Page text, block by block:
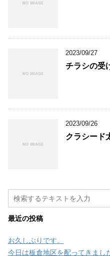
2023/09/27
チラシの受
2023/09/26
クラシード
最近の投稿
お久しぶりです。
今日は板倉地区を配ってきまし